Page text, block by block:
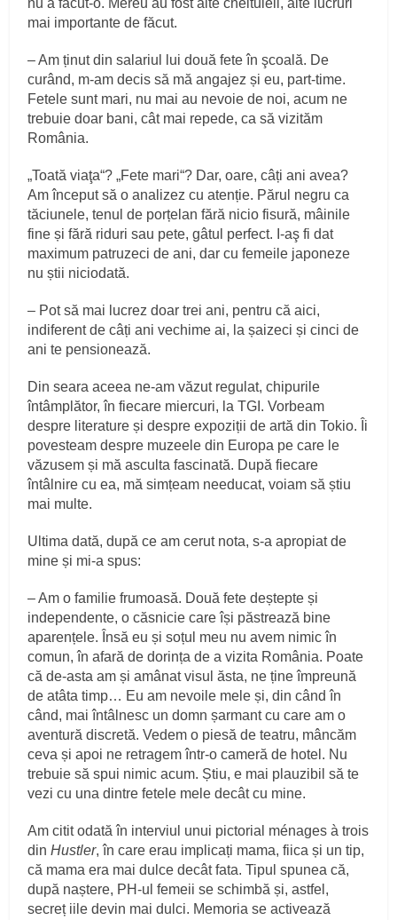
nu a făcut-o. Mereu au fost alte cheltuieli, alte lucruri
mai importante de făcut.
– Am ținut din salariul lui două fete în şcoală. De
curând, m-am decis să mă angajez și eu, part-time.
Fetele sunt mari, nu mai au nevoie de noi, acum ne
trebuie doar bani, cât mai repede, ca să vizităm
România.
„Toată viaţa“? „Fete mari“? Dar, oare, câți ani avea?
Am început să o analizez cu atenție. Părul negru ca
tăciunele, tenul de porțelan fără nicio fisură, mâinile
fine și fără riduri sau pete, gâtul perfect. I-aş fi dat
maximum patruzeci de ani, dar cu femeile japoneze
nu știi niciodată.
– Pot să mai lucrez doar trei ani, pentru că aici,
indiferent de câți ani vechime ai, la șaizeci și cinci de
ani te pensionează.
Din seara aceea ne-am văzut regulat, chipurile
întâmplător, în fiecare miercuri, la TGI. Vorbeam
despre literature și despre expoziții de artă din Tokio. Îi
povesteam despre muzeele din Europa pe care le
văzusem și mă asculta fascinată. După fiecare
întâlnire cu ea, mă simțeam needucat, voiam să știu
mai multe.
Ultima dată, după ce am cerut nota, s-a apropiat de
mine și mi-a spus:
– Am o familie frumoasă. Două fete deștepte și
independente, o căsnicie care își păstrează bine
aparențele. Însă eu și soțul meu nu avem nimic în
comun, în afară de dorința de a vizita România. Poate
că de-asta am și amânat visul ăsta, ne ține împreună
de atâta timp… Eu am nevoile mele și, din când în
când, mai întâlnesc un domn șarmant cu care am o
aventură discretă. Vedem o piesă de teatru, mâncăm
ceva și apoi ne retragem într-o cameră de hotel. Nu
trebuie să spui nimic acum. Știu, e mai plauzibil să te
vezi cu una dintre fetele mele decât cu mine.
Am citit odată în interviul unui pictorial ménages à trois
dinHustler, în care erau implicați mama, fiica și un tip,
că mama era mai dulce decât fata. Tipul spunea că,
după naștere, PH-ul femeii se schimbă și, astfel,
secreț iile devin mai dulci. Memoria se activează